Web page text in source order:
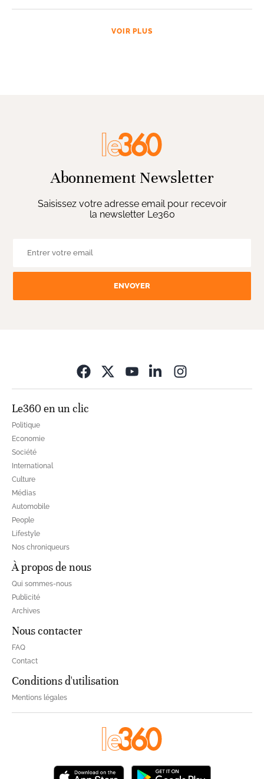
VOIR PLUS
Abonnement Newsletter
Saisissez votre adresse email pour recevoir
la newsletter Le360
ENVOYER
Le360 en un clic
Politique
Economie
Société
International
Culture
Médias
Automobile
People
Lifestyle
Nos chroniqueurs
À propos de nous
Qui sommes-nous
Publicité
Archives
Nous contacter
FAQ
Contact
Conditions d'utilisation
Mentions légales